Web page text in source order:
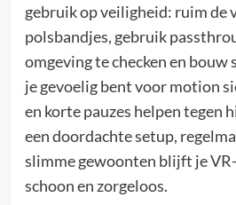
gebruik op veiligheid: ruim de
polsbandjes, gebruik
omgeving te checken en bouw
je gevoelig bent voor motion
en korte pauzes helpen tegen
een doordachte setup,
slimme gewoonten blijft je
schoon en zorgeloos.